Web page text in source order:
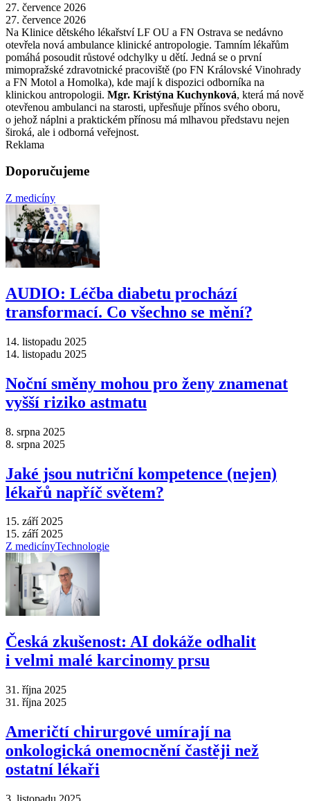
27. července 2026
27. července 2026
Na Klinice dětského lékařství LF OU a FN Ostrava se nedávno
otevřela nová ambulance klinické antropologie. Tamním lékařům
pomáhá posoudit růstové odchylky u dětí. Jedná se o první
mimopražské zdravotnické pracoviště (po FN Královské Vinohrady
a FN Motol a Homolka), kde mají k dispozici odborníka na
klinickou antropologii. Mgr. Kristýna Kuchynková, která má nově
otevřenou ambulanci na starosti, upřesňuje přínos svého oboru,
o jehož náplni a praktickém přínosu má mlhavou představu nejen
široká, ale i odborná veřejnost.
Reklama
Doporučujeme
Z medicíny
AUDIO: Léčba diabetu prochází
transformací. Co všechno se mění?
14. listopadu 2025
14. listopadu 2025
Noční směny mohou pro ženy znamenat
vyšší riziko astmatu
8. srpna 2025
8. srpna 2025
Jaké jsou nutriční kompetence (nejen)
lékařů napříč světem?
15. září 2025
15. září 2025
Z medicínyTechnologie
Česká zkušenost: AI dokáže odhalit
i velmi malé karcinomy prsu
31. října 2025
31. října 2025
Američtí chirurgové umírají na
onkologická onemocnění častěji než
ostatní lékaři
3. listopadu 2025